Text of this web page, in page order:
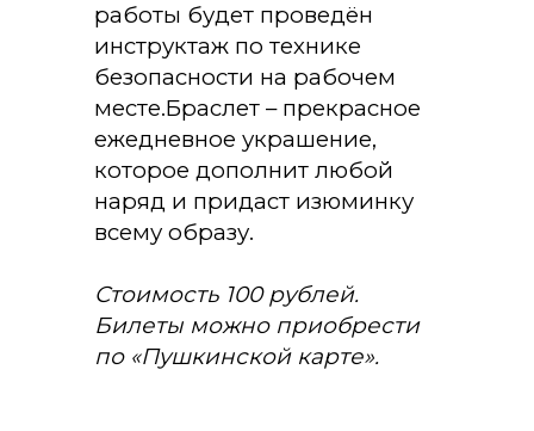
работы будет проведён
инструктаж по технике
безопасности на рабочем
месте.Браслет – прекрасное
ежедневное украшение,
которое дополнит любой
наряд и придаст изюминку
всему образу.
Стоимость 100 рублей.
Билеты можно приобрести
по «Пушкинской карте».